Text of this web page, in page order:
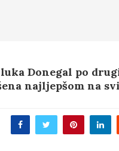
Donegal po
najljepšom na